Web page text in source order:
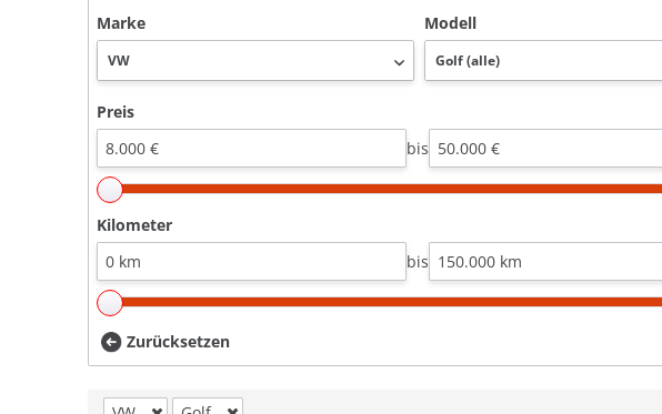
Marke
Modell
Preis
bis
Kilometer
bis
Zurücksetzen